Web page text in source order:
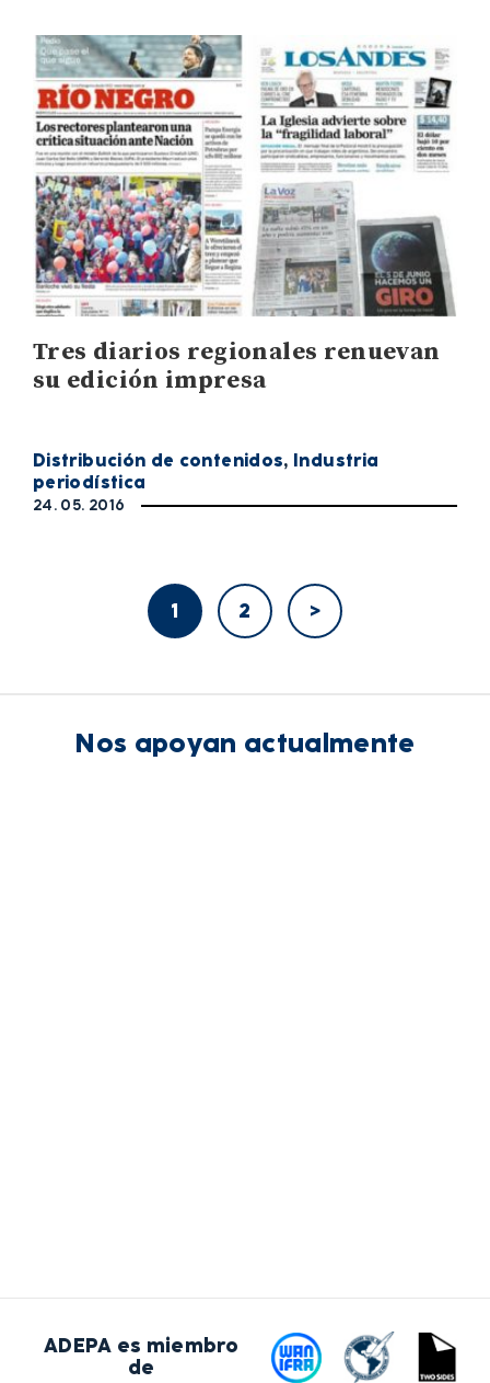
Tres diarios regionales renuevan
su edición impresa
Distribución de contenidos, Industria
periodística
24. 05. 2016
1 2 >
Nos apoyan actualmente
ADEPA es miembro
de